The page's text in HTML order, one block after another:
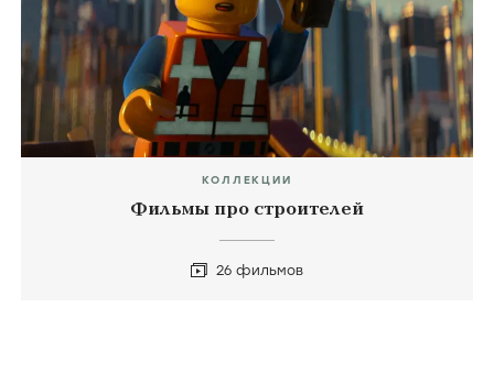
КОЛЛЕКЦИИ
Фильмы про строителей
26 фильмов